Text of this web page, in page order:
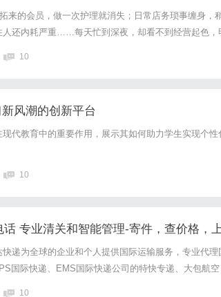
来的会员，做一次护理就消失；日常店务琐事缠身，
还内耗严重……每天忙到深夜，却看不到经营起色，
利润悄悄溜走，陷入“越忙越乱、越乱越亏”的困境。对
多费点心思”就能做好的事。会员是门...
10
风潮的创新平台
代教育中的重要作用，展示其如何助力学生实现个性
10
专业清关和智能管理-寄件，查价格，
递为全球的企业和个人提供国际运输服务，专业代理
国际快递、EMS国际快递公司的特快专递、大包航空
服务特点上海杨浦区作为上海的重要工业和教育基地，
10